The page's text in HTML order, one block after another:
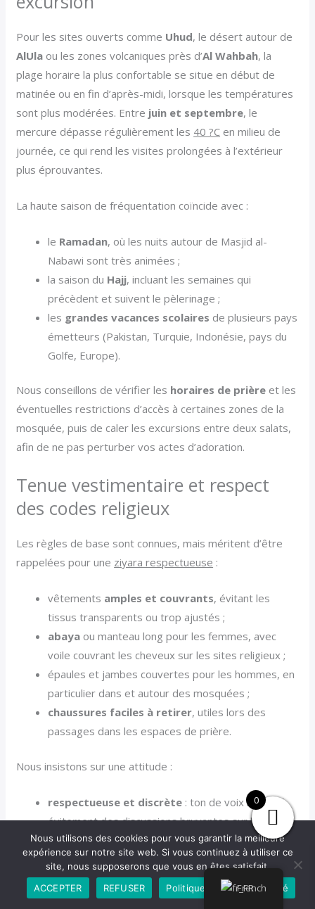
Pour les sites ouverts comme Uhud, le désert autour de
AlUla ou les zones volcaniques près d’Al Wahbah, la
plage horaire la plus confortable se situe en début de
matinée ou en fin d’après-midi, lorsque les températures
sont plus modérées. Entre juin et septembre, le
mercure dépasse régulièrement les 40 ?C en milieu de
journée, ce qui rend les visites prolongées à l’extérieur
plus éprouvantes.
La haute saison de fréquentation coïncide avec :
le Ramadan, où les nuits autour de Masjid al-
Nabawi sont très animées ;
la saison du Hajj, incluant les semaines qui
précèdent et suivent le pèlerinage ;
les grandes vacances scolaires de plusieurs pays
émetteurs (Pakistan, Turquie, Indonésie, pays du
Golfe, Europe).
Nous conseillons de vérifier les horaires de prière et les
éventuelles restrictions d’accès à certaines zones de la
mosquée, puis de caler les excursions entre deux salats,
afin de ne pas perturber vos actes d’adoration.
Tenue vestimentaire et respect
des codes religieux
Les règles de base sont connues, mais méritent d’être
rappelées pour une ziyara respectueuse :
vêtements amples et couvrants, évitant les
tissus transparents ou trop ajustés ;
abaya ou manteau long pour les femmes, avec
voile couvrant les cheveux sur les sites religieux ;
épaules et jambes couvertes pour les hommes, en
particulier dans et autour des mosquées ;
chaussures faciles à retirer, utiles lors des
passages dans les espaces de prière.
Nous insistons sur une attitude :
respectueuse et discrète : ton de voix modéré,
évitement des discussions bruyantes sur les sites
de recueillement ;
conforme aux consignes desautorités du
Haramain, notamment sur la photographie dans
certaines zones ;
French
0
Nous utilisons des cookies pour vous garantir la meilleure
expérience sur notre site web. Si vous continuez à utiliser ce
site, nous supposerons que vous en êtes satisfait.
ACCEPTER
REFUSER Politique de confidentialité